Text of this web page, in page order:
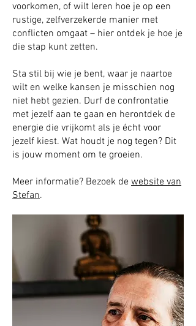
voorkomen, of wilt leren hoe je op een
rustige, zelfverzekerde manier met
conflicten omgaat – hier ontdek je hoe je
die stap kunt zetten.
Sta stil bij wie je bent, waar je naartoe
wilt en welke kansen je misschien nog
niet hebt gezien. Durf de confrontatie
met jezelf aan te gaan en herontdek de
energie die vrijkomt als je écht voor
jezelf kiest. Wat houdt je nog tegen? Dit
is jouw moment om te groeien.
Meer informatie? Bezoek de website van
Stefan.